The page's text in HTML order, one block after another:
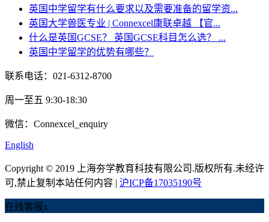
英国中学留学有什么要求以及需要准备的留学资...
英国大学兽医专业 | Connexcel康联卓越 【官...
什么是英国GCSE？ 英国GCSE科目怎么选？ ...
英国中学留学的优势有哪些？
联系电话：021-6312-8700
周一至五 9:30-18:30
微信：Connexcel_enquiry
English
Copyright © 2019 上海夯学教育科技有限公司.版权所有.未经许
可,禁止复制本站任何内容 | 沪ICP备17035190号
在线客服x